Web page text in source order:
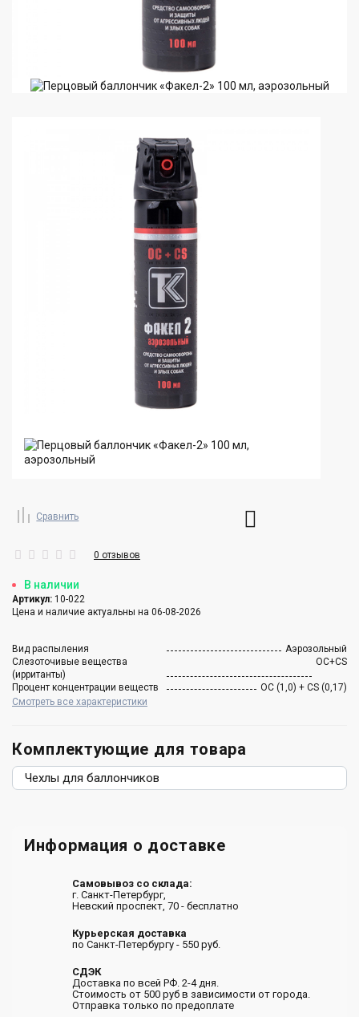
Сравнить
0 отзывов
В наличии
Артикул: 10-022
Цена и наличие актуальны на 06-08-2026
Вид распыления
Аэрозольный
Слезоточивые вещества
(ирританты)
ОC+CS
Процент концентрации веществ
ОС (1,0) + CS (0,17)
Смотреть все характеристики
Комплектующие для товара
Чехлы для баллончиков
Информация о доставке
Самовывоз со склада:
г. Санкт-Петербург,
Невский проспект, 70 - бесплатно
Курьерская доставка
по Санкт-Петербургу - 550 руб.
СДЭК
Доставка по всей РФ. 2-4 дня.
Стоимость от 500 руб в зависимости от города.
Отправка только по предоплате